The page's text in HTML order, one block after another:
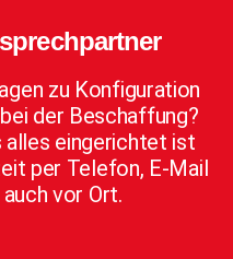
zu Konfiguration
der Beschaffung?
alles eingerichtet ist
per Telefon, E-Mail
vor Ort.